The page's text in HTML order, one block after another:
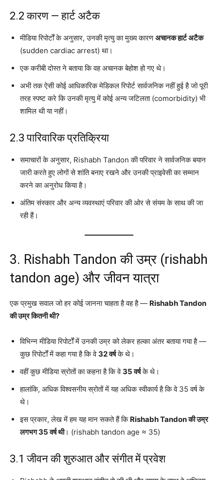
2.2 कारण — हार्ट अटैक
मीडिया रिपोर्टों के अनुसार, उनकी मृत्यु का मुख्य कारणअचानक हार्ट अटैक
(sudden cardiac arrest) था।
एक करीबी दोस्त ने बताया कि वह अचानक बेहोश हो गए थे।
अभी तक ऐसी कोई आधिकारिक मेडिकल रिपोर्ट सार्वजनिक नहीं हुई है जो पूरी
तरह स्पष्ट करे कि उनकी मृत्यु में कोई अन्य जटिलता (comorbidity) भी
शामिल थी या नहीं।
2.3 पारिवारिक प्रतिक्रिया
समाचारों के अनुसार, Rishabh Tandon की परिवार ने सार्वजनिक बयान
जारी करते हुए लोगों से शांति बनाए रखने और उनकी प्राइवेसी का सम्मान
करने का अनुरोध किया है।
अंतिम संस्कार और अन्य व्यवस्थाएं परिवार की ओर से संयम के साथ की जा
रही हैं।
3. Rishabh Tandon की उम्र (rishabh
tandon age) और जीवन यात्रा
एक प्रमुख सवाल जो हर कोई जानना चाहता है वह है — Rishabh Tandon
की उम्र कितनी थी?
विभिन्न मीडिया रिपोर्टों में उनकी उम्र को लेकर हल्का अंतर बताया गया है —
कुछ रिपोर्टों में कहा गया है कि वे 32 वर्षके थे।
वहीं कुछ मीडिया स्रोतों का कहना है कि वे 35 वर्षके थे।
हालांकि, अधिक विश्वसनीय स्रोतों में यह अधिक स्वीकार्य है कि वे 35 वर्ष के
थे।
इस प्रकार, लेख में हम यह मान सकते हैं कि Rishabh Tandon की उम्र
लगभग 35 वर्ष थी। (rishabh tandon age ≈ 35)
3.1 जीवन की शुरुआत और संगीत में प्रवेश